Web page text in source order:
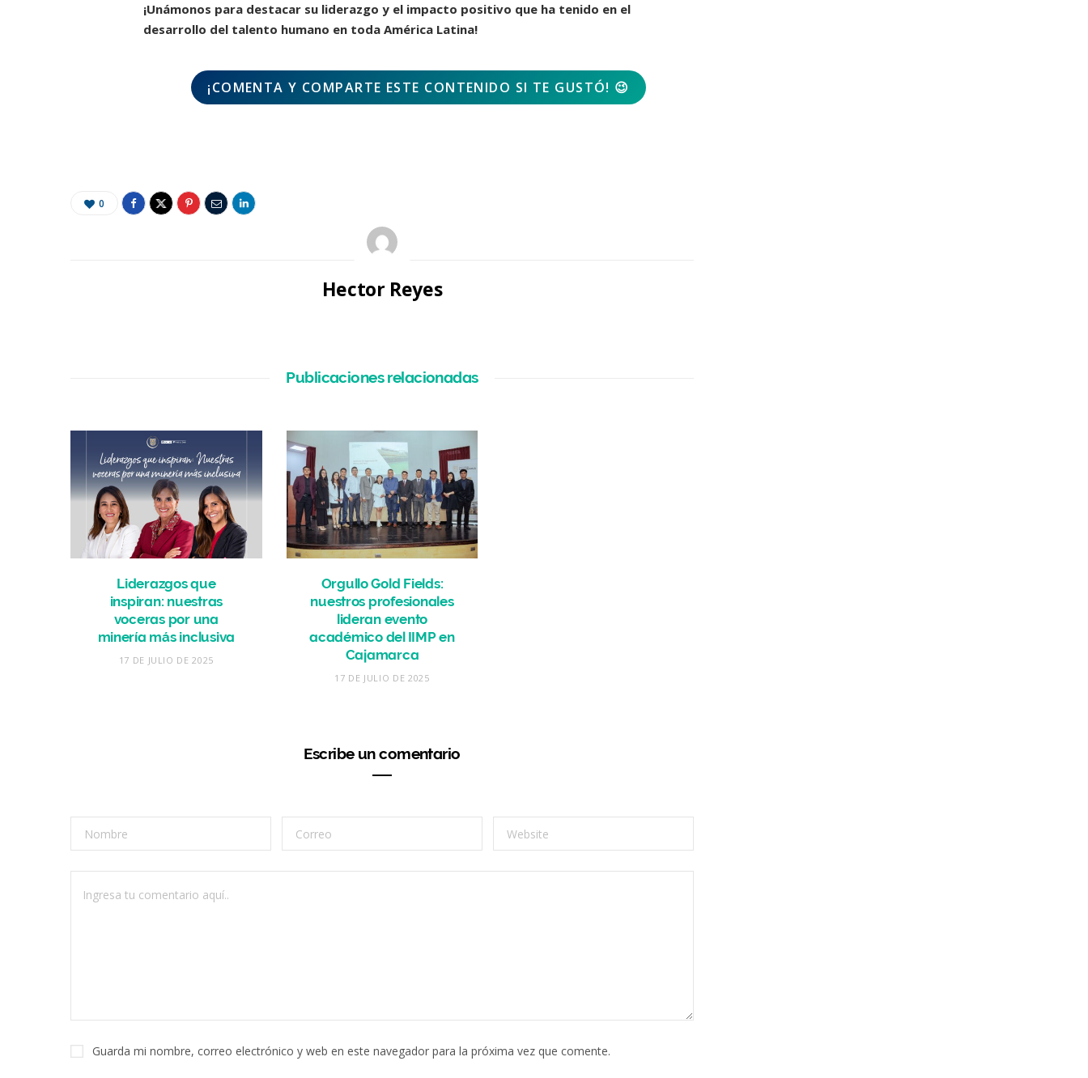
¡Unámonos para destacar su liderazgo y el impacto positivo que ha tenido en el
desarrollo del talento humano en toda América Latina!
¡COMENTA Y COMPARTE ESTE CONTENIDO SI TE GUSTÓ! 😉
0
Hector Reyes
Publicaciones relacionadas
Liderazgos que
inspiran: nuestras
voceras por una
minería más inclusiva
17 DE JULIO DE 2025
Orgullo Gold Fields:
nuestros profesionales
lideran evento
académico del IIMP en
Cajamarca
17 DE JULIO DE 2025
Escribe un comentario
Guarda mi nombre, correo electrónico y web en este navegador para la próxima vez que comente.